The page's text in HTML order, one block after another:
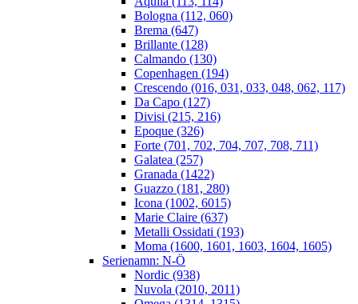
Bologna (112, 060)
Brema (647)
Brillante (128)
Calmando (130)
Copenhagen (194)
Crescendo (016, 031, 033, 048, 062, 117)
Da Capo (127)
Divisi (215, 216)
Epoque (326)
Forte (701, 702, 704, 707, 708, 711)
Galatea (257)
Granada (1422)
Guazzo (181, 280)
Icona (1002, 6015)
Marie Claire (637)
Metalli Ossidati (193)
Moma (1600, 1601, 1603, 1604, 1605)
Serienamn: N-Ö
Nordic (938)
Nuvola (2010, 2011)